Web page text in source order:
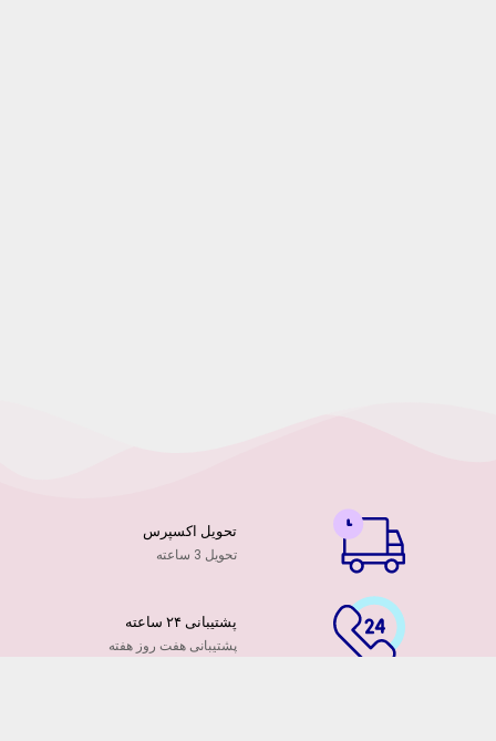
تحویل اکسپرس
تحویل 3 ساعته
پشتیبانی ۲۴ ساعته
پشتیبانی هفت روز هفته